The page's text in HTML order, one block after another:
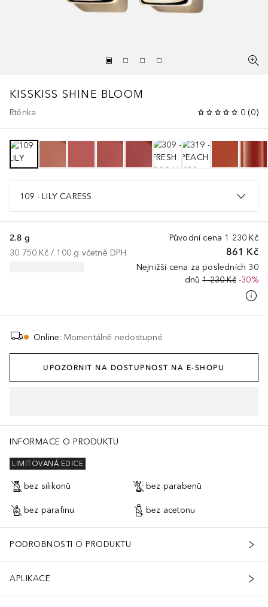
KISSKISS SHINE BLOOM
Rtěnka 0 (0)
109 - LILY CARESS
Původní cena 1 230 Kč
861 Kč
Nejnižší cena za posledních 30
dnů 1 230 Kč-30%
2.8 g
30 750 Kč / 100 g včetně DPH
Online: Momentálně nedostupné
UPOZORNIT NA DOSTUPNOST NA E-SHOPU
INFORMACE O PRODUKTU
LIMITOVANÁ EDICE
bez silikonů bez parabenů
bez parafinu bez acetonu
PODROBNOSTI O PRODUKTU
APLIKACE